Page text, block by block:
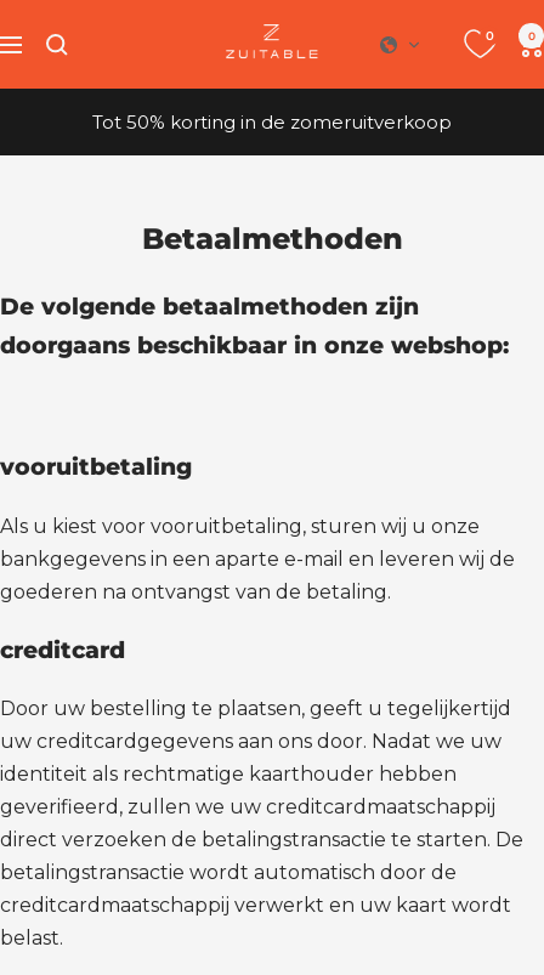
direct
navigatie
Geschikt 0 0
Tot 50% korting in de zomeruitverkoop
Betaalmethoden
De volgende betaalmethoden zijn
doorgaans beschikbaar in onze webshop:
vooruitbetaling
Als u kiest voor vooruitbetaling, sturen wij u onze
bankgegevens in een aparte e-mail en leveren wij de
goederen na ontvangst van de betaling.
creditcard
Door uw bestelling te plaatsen, geeft u tegelijkertijd
uw creditcardgegevens aan ons door. Nadat we uw
identiteit als rechtmatige kaarthouder hebben
geverifieerd, zullen we uw creditcardmaatschappij
direct verzoeken de betalingstransactie te starten. De
betalingstransactie wordt automatisch door de
creditcardmaatschappij verwerkt en uw kaart wordt
belast.